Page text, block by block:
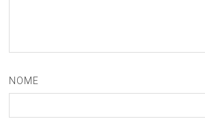
NOME